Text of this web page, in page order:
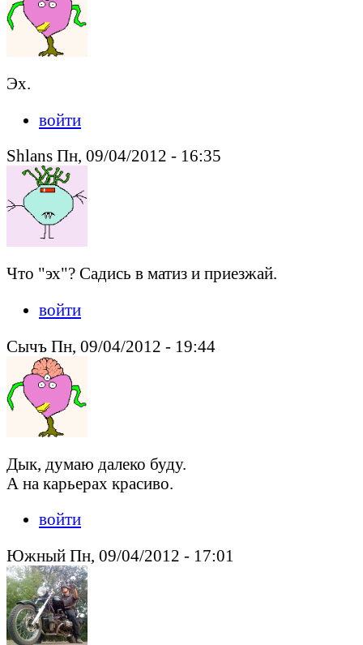
Эх.
войти
Shlans Пн, 09/04/2012 - 16:35
Что "эх"? Садись в матиз и приезжай.
войти
Сычъ Пн, 09/04/2012 - 19:44
Дык, думаю далеко буду.
А на карьерах красиво.
войти
Южный Пн, 09/04/2012 - 17:01